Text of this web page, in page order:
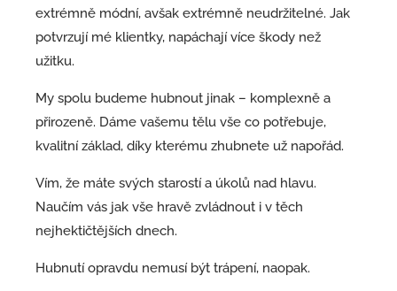
extrémně módní, avšak extrémně neudržitelné. Jak
potvrzují mé klientky, napáchají více škody než
užitku.
My spolu budeme hubnout jinak – komplexně a
přirozeně. Dáme vašemu tělu vše co potřebuje,
kvalitní základ, díky kterému zhubnete už napořád.
Vím, že máte svých starostí a úkolů nad hlavu.
Naučím vás jak vše hravě zvládnout i v těch
nejhektičtějších dnech.
Hubnutí opravdu nemusí být trápení, naopak.